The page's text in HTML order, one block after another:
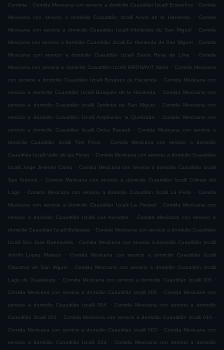
Cumbria . Comida Mexicana con servicio a domicilio Cuautitlán Izcalli Ensueños . Comida
Mexicana con servicio a domicilio Cuautitlán Izcalli Arcos de la Hacienda . Comida
Mexicana con servicio a domicilio Cuautitlán Izcalli Arboledas de San Miguel . Comida
Mexicana con servicio a domicilio Cuautitlán Izcalli Ex Hacienda de San Miguel . Comida
Mexicana con servicio a domicilio Cuautitlán Izcalli Santa Rosa de Lima . Comida
Mexicana con servicio a domicilio Cuautitlán Izcalli INFONAVIT Norte . Comida Mexicana
con servicio a domicilio Cuautitlán Izcalli Bosques de Hacienda . Comida Mexicana con
servicio a domicilio Cuautitlán Izcalli Bosques de la Hacienda . Comida Mexicana con
servicio a domicilio Cuautitlán Izcalli Jardines de San Miguel . Comida Mexicana con
servicio a domicilio Cuautitlán Izcalli Ampliacion la Quebrada . Comida Mexicana con
servicio a domicilio Cuautitlán Izcalli Civica Bacardi . Comida Mexicana con servicio a
domicilio Cuautitlán Izcalli Tres Picos . Comida Mexicana con servicio a domicilio
Cuautitlán Izcalli Valle de las Flores . Comida Mexicana con servicio a domicilio Cuautitlán
Izcalli Jorge Jimenez Cantu . Comida Mexicana con servicio a domicilio Cuautitlán Izcalli
San Antonio . Comida Mexicana con servicio a domicilio Cuautitlán Izcalli Colinas del
Lago . Comida Mexicana con servicio a domicilio Cuautitlán Izcalli La Perla . Comida
Mexicana con servicio a domicilio Cuautitlán Izcalli La Piedad . Comida Mexicana con
servicio a domicilio Cuautitlán Izcalli Las Auroritas . Comida Mexicana con servicio a
domicilio Cuautitlán Izcalli Bellavista . Comida Mexicana con servicio a domicilio Cuautitlán
Izcalli San Jose Buenavista . Comida Mexicana con servicio a domicilio Cuautitlán Izcalli
Adolfo Lopez Mateos . Comida Mexicana con servicio a domicilio Cuautitlán Izcalli
Claustros de San Miguel . Comida Mexicana con servicio a domicilio Cuautitlán Izcalli
Lago de Guadalupe . Comida Mexicana con servicio a domicilio Cuautitlán Izcalli 005 .
Comida Mexicana con servicio a domicilio Cuautitlán Izcalli 006 . Comida Mexicana con
servicio a domicilio Cuautitlán Izcalli 004 . Comida Mexicana con servicio a domicilio
Cuautitlán Izcalli 001 . Comida Mexicana con servicio a domicilio Cuautitlán Izcalli 010 .
Comida Mexicana con servicio a domicilio Cuautitlán Izcalli 003 . Comida Mexicana con
servicio a domicilio Cuautitlán Izcalli 024 . Comida Mexicana con servicio a domicilio